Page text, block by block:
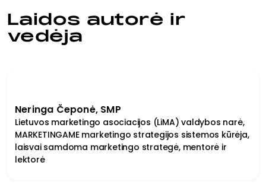
Laidos autorė ir
vedėja
Neringa Čeponė, SMP
Lietuvos marketingo asociacijos (LiMA) valdybos narė,
MARKETINGAME marketingo strategijos sistemos kūrėja,
laisvai samdoma marketingo strategė, mentorė ir
lektorė